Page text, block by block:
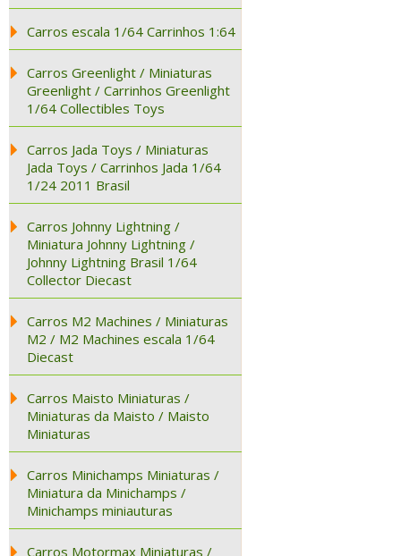
Carros escala 1/64 Carrinhos 1:64
Carros Greenlight / Miniaturas
Greenlight / Carrinhos Greenlight
1/64 Collectibles Toys
Carros Jada Toys / Miniaturas
Jada Toys / Carrinhos Jada 1/64
1/24 2011 Brasil
Carros Johnny Lightning /
Miniatura Johnny Lightning /
Johnny Lightning Brasil 1/64
Collector Diecast
Carros M2 Machines / Miniaturas
M2 / M2 Machines escala 1/64
Diecast
Carros Maisto Miniaturas /
Miniaturas da Maisto / Maisto
Miniaturas
Carros Minichamps Miniaturas /
Miniatura da Minichamps /
Minichamps miniauturas
Carros Motormax Miniaturas /